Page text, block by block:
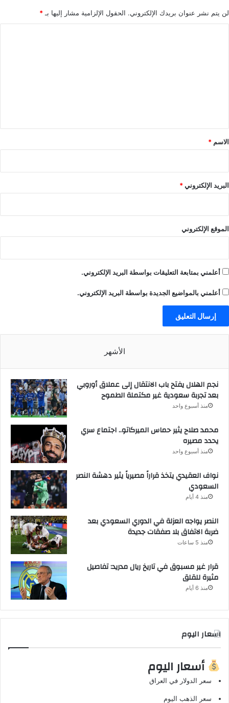
لن يتم نشر عنوان بريدك الإلكتروني. الحقول الإلزامية مشار إليها بـ *
*
الاسم *
البريد الإلكتروني*
الموقع الإلكتروني
أعلمني بمتابعة التعليقات بواسطة البريد الإلكتروني.
أعلمني بالمواضيع الجديدة بواسطة البريد الإلكتروني.
الأشهر
نجم الهلال يفتح باب الانتقال إلى عملاق أوروبي
بعد تجربة سعودية غير مكتملة الطموح
منذ أسبوع واحد
محمد صلاح يثير حماس الميركاتو.. اجتماع سري
يحدد مصيره
منذ أسبوع واحد
نواف العقيدي يتخذ قراراً مصيرياً يثير دهشة النصر
السعودي
منذ 4 أيام
النصر يواجه العزلة في الدوري السعودي بعد
ضربة الاتفاق بلا صفقات جديدة
منذ 5 ساعات
قرار غير مسبوق في تاريخ ريال مدريد: تفاصيل
مثيرة للقلق
منذ 6 أيام
اسعار اليوم
أسعار اليوم
سعر الدولار في العراق
سعر الذهب اليوم